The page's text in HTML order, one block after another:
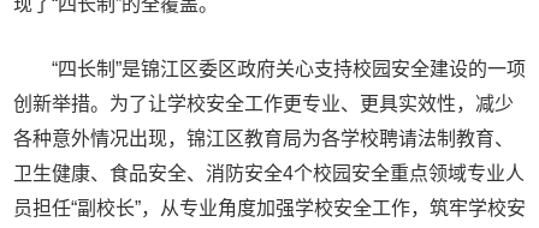
现了“四长制”的全覆盖。
“四长制”是锦江区委区政府关心支持校园安全建设的一项
创新举措。为了让学校安全工作更专业、更具实效性，减少
各种意外情况出现，锦江区教育局为各学校聘请法制教育、
卫生健康、食品安全、消防安全4个校园安全重点领域专业人
员担任“副校长”，从专业角度加强学校安全工作，筑牢学校安